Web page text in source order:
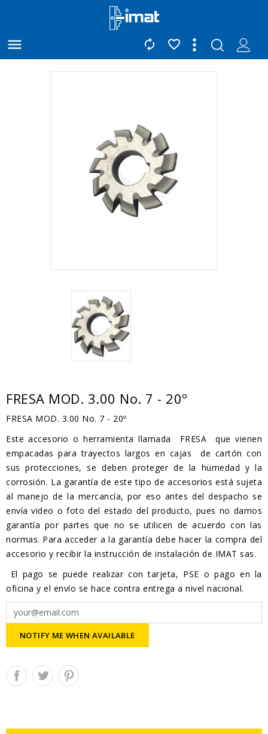
 

FRESA MOD. 3.00 No. 7 - 20º
FRESA MOD. 3.00 No. 7 - 20º
Este accesorio o herramienta llamada FRESA que vienen
empacadas para trayectos largos en cajas de cartón con
sus protecciones, se deben proteger de la humedad y la
corrosión. La garantía de este tipo de accesorios está sujeta
al manejo de la mercancía, por eso antes del despacho se
envía video o foto del estado del producto, pues no damos
garantía por partes que no se utilicen de acuerdo con las
normas. Para acceder a la garantía debe hacer la compra del
accesorio y recibir la instrucción de instalación de IMAT sas.
El pago se puede realizar con tarjeta, PSE o pago en la
oficina y el envío se hace contra entrega a nivel nacional.
NOTIFY ME WHEN AVAILABLE